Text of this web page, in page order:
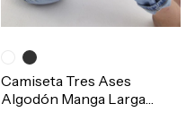
Camiseta Tres Ases
Algodón Manga Larga